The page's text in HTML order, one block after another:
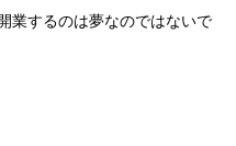
業するのは夢なのではないで